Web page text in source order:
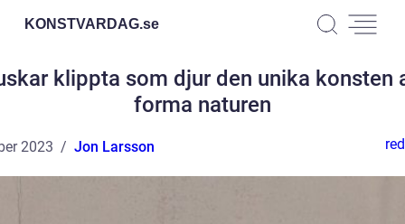
KONSTVARDAG.se
klippta som djur den unika konsten
forma naturen
2023 Jon Larsson